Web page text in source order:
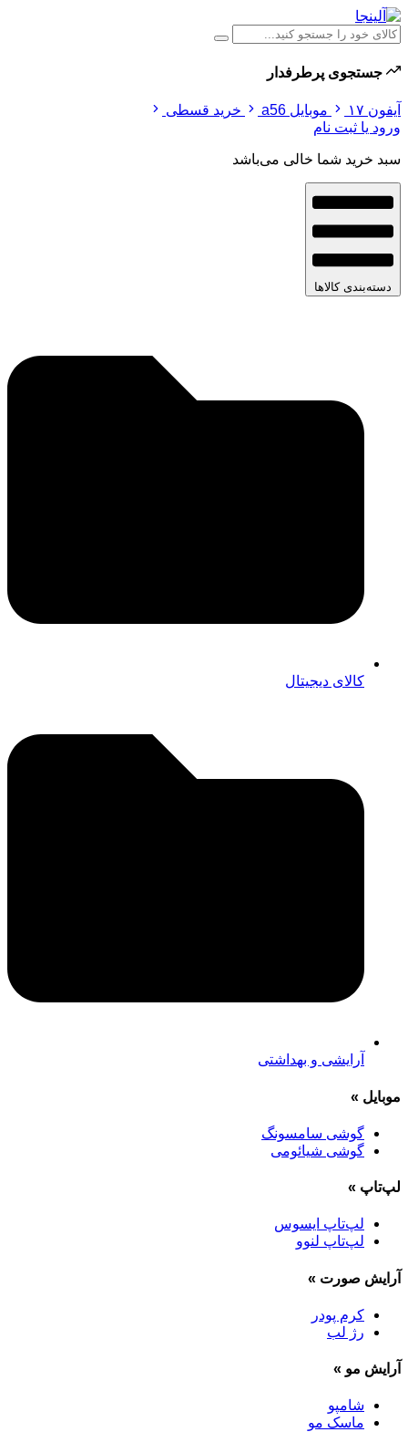
جستجوی پرطرفدار
آیفون ۱۷ موبایل a56
خرید قسطی
ورود یا ثبت نام
سبد خرید شما خالی می‌باشد
دسته‌بندی کالاها
کالای دیجیتال
آرایشی و بهداشتی
موبایل »
گوشی سامسونگ
گوشی شیائومی
لپ‌تاپ »
لپ‌تاپ ایسوس
لپ‌تاپ لنوو
آرایش صورت »
کرم پودر
رژ لب
آرایش مو »
شامپو
ماسک مو